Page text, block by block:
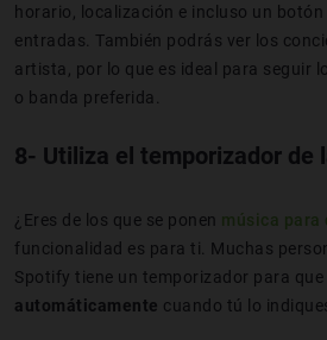
horario, localización e incluso un
entradas. También podrás ver los
artista, por lo que es ideal para seguir
o banda preferida.
8- Utiliza el temporizador de
¿Eres de los que se ponen música para
funcionalidad es para ti. Muchas
Spotify tiene un temporizador para que
automáticamente cuando tú lo